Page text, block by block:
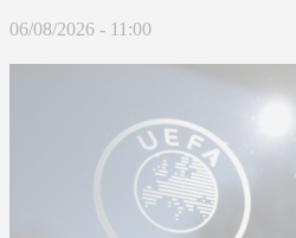
06/08/2026 - 11:00